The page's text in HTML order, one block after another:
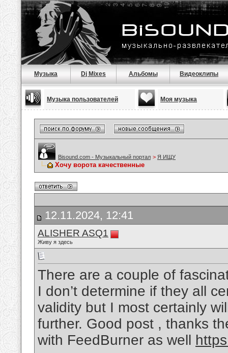
Музыка Dj Mixes Альбомы Видеоклипы
Музыка пользователей Моя музыка
Bisound.com - Музыкальный портал > Я ИЩУ
Хочу ворота качественные
12.11.2024, 12:41
ALISHER ASQ1
Живу я здесь
There are a couple of
I don’t determine if they all
validity but I most certainly
further. Good post , thanks
with FeedBurner as well